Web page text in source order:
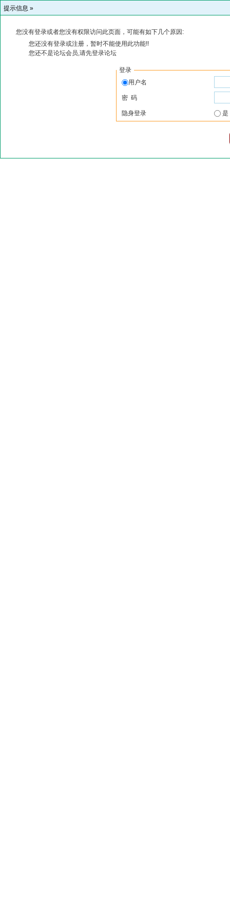
提示信息 »
您没有登录或者您没有权限访问此页面，可能有如下几个原因:
您还没有登录或注册，暂时不能使用此功能!!
您还不是论坛会员,请先登录论坛
登录
用户名
密 码
隐身登录